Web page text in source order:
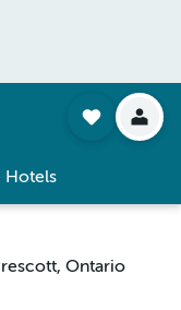
Hotels
Ontario